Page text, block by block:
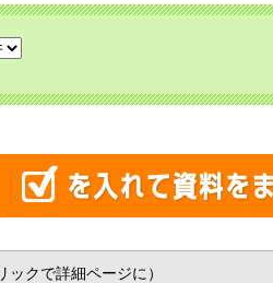
ックで詳細ページに）